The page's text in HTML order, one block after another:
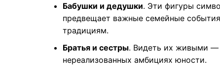
Бабушки и дедушки. Эти фигуры
предвещает важные семейные
традициям.
Братья и сестры. Видеть их живыми —
нереализованных амбициях юности.